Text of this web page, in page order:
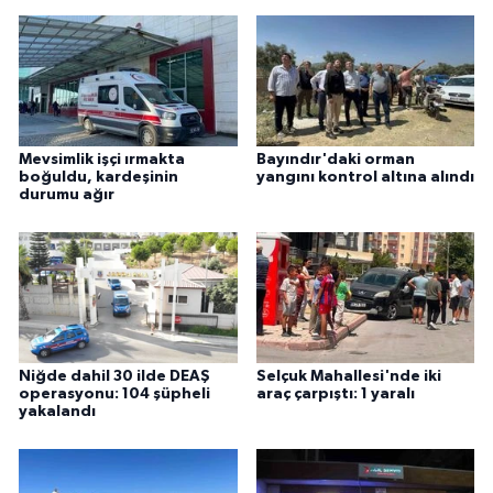
Mevsimlik işçi ırmakta
boğuldu, kardeşinin
durumu ağır
Bayındır'daki orman
yangını kontrol altına alındı
Niğde dahil 30 ilde DEAŞ
operasyonu: 104 şüpheli
yakalandı
Selçuk Mahallesi'nde iki
araç çarpıştı: 1 yaralı